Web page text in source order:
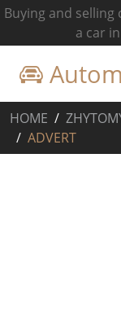
Buying and selling
a car
HOME
ADVERT